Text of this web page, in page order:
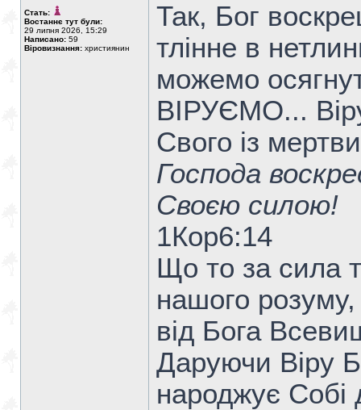
Стать:
Востаннє тут були:
29 липня 2026, 15:29
Написано: 59
Віровизнання: християнин
Так, Бог
тлінне в
можемо
ВІРУЄМО...
Свого із
Господа
Своєю силою!
1Кор6:14
Що то за сила
нашого
від Бога
Даруючи Віру
народжує Собі